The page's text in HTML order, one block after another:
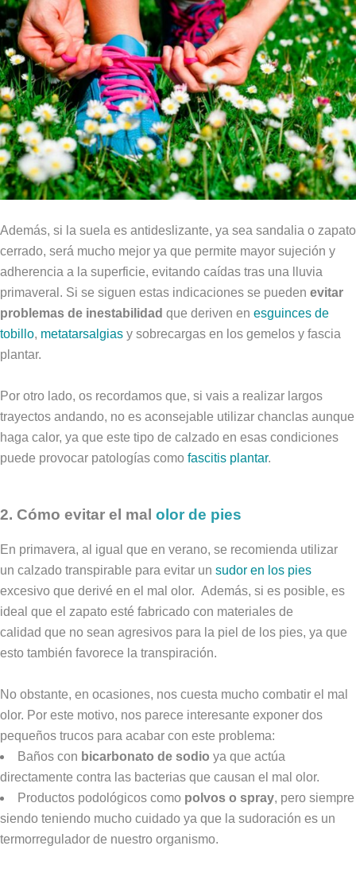
Además, si la suela es antideslizante, ya sea sandalia o zapato
cerrado, será mucho mejor ya que permite mayor sujeción y
adherencia a la superficie, evitando caídas tras una lluvia
primaveral. Si se siguen estas indicaciones se pueden evitar
problemas de inestabilidad que deriven en esguinces de
tobillo, metatarsalgias y sobrecargas en los gemelos y fascia
plantar.
Por otro lado, os recordamos que, si vais a realizar largos
trayectos andando, no es aconsejable utilizar chanclas aunque
haga calor, ya que este tipo de calzado en esas condiciones
puede provocar patologías como fascitis plantar.
2. Cómo evitar el mal olor de pies
En primavera, al igual que en verano, se recomienda utilizar
un calzado transpirable para evitar un sudor en los pies
excesivo que derivé en el mal olor. Además, si es posible, es
ideal que el zapato esté fabricado con materiales de
calidad que no sean agresivos para la piel de los pies, ya que
esto también favorece la transpiración.
No obstante, en ocasiones, nos cuesta mucho combatir el mal
olor. Por este motivo, nos parece interesante exponer dos
pequeños trucos para acabar con este problema:
Baños con bicarbonato de sodio ya que actúa
directamente contra las bacterias que causan el mal olor.
Productos podológicos como polvos o spray, pero siempre
siendo teniendo mucho cuidado ya que la sudoración es un
termorregulador de nuestro organismo.